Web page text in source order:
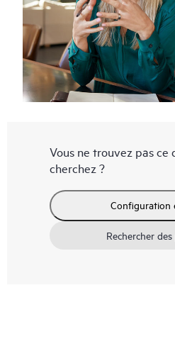
Vous ne trouvez pas ce
cherchez ?
Configuration
Rechercher